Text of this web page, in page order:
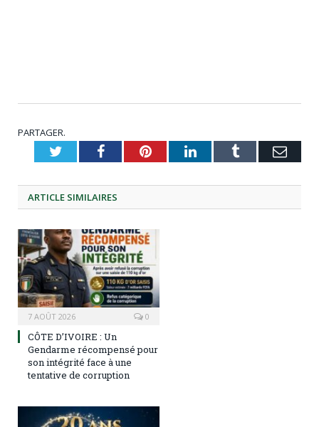
PARTAGER.
TwitterFacebookPinterestLinkedInTumblr
ARTICLE SIMILAIRES
7 AOÛT 2026 0
CÔTE D’IVOIRE : Un
Gendarme récompensé pour
son intégrité face à une
tentative de corruption